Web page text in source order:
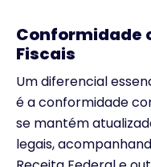
Conformidade
Fiscais
Um diferencial
é a conformidade
se mantém
legais,